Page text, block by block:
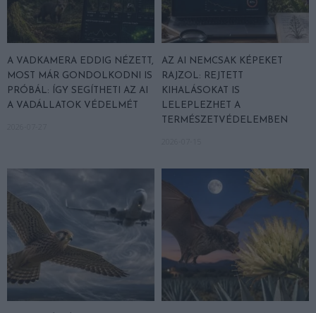
A VADKAMERA EDDIG NÉZETT,
MOST MÁR GONDOLKODNI IS
PRÓBÁL: ÍGY SEGÍTHETI AZ AI
A VADÁLLATOK VÉDELMÉT
AZ AI NEMCSAK KÉPEKET
RAJZOL: REJTETT
KIHALÁSOKAT IS
LELEPLEZHET A
TERMÉSZETVÉDELEMBEN